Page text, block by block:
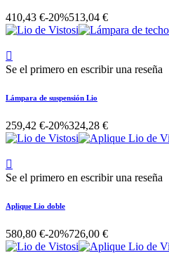
410,43 €-20%513,04 €

Se el primero en escribir una reseña
Lámpara de suspensión Lio
259,42 €-20%324,28 €

Se el primero en escribir una reseña
Aplique Lio doble
580,80 €-20%726,00 €